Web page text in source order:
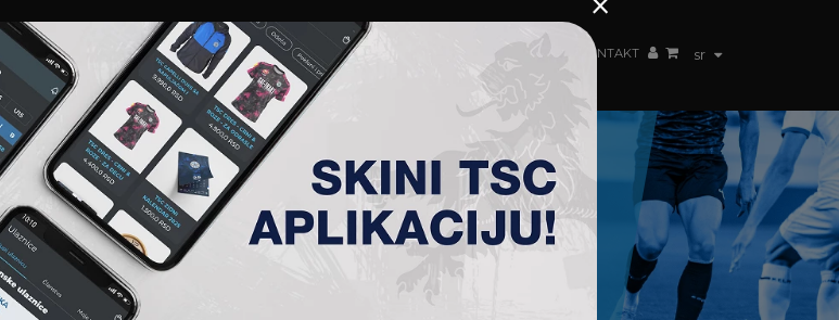
sr
ČLANSTVO AKREDITACIJE KLUB AKADEMIJA ŽENSKI TIM KONTAKT